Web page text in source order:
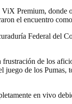
Premium,
el encuentro
Federal del
de los
de los Pumas,
en vivo